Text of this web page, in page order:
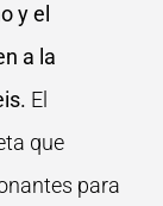
y el
a la
El
que
para